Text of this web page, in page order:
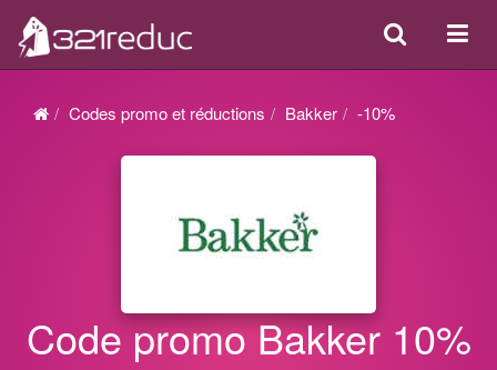
ou
Search
Codes promo et réductions Bakker -10%
Code promo Bakker 10%